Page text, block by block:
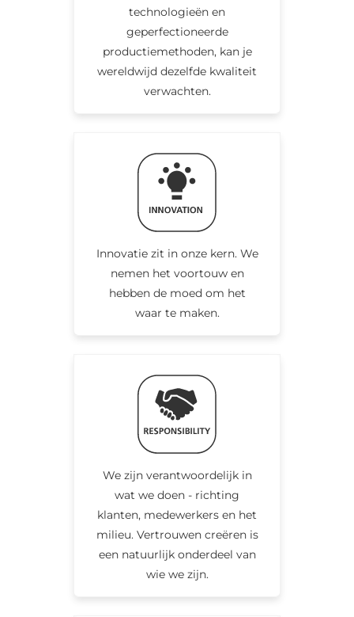
technologieën en
geperfectioneerde
productiemethoden, kan je
wereldwijd dezelfde kwaliteit
verwachten.
Innovatie zit in onze kern. We
nemen het voortouw en
hebben de moed om het
waar te maken.
We zijn verantwoordelijk in
wat we doen - richting
klanten, medewerkers en het
milieu. Vertrouwen creëren is
een natuurlijk onderdeel van
wie we zijn.